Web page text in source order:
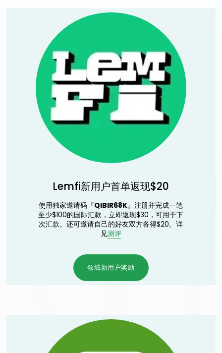
Lemfi新用户首单返现$20
使用独家邀请码『QIBIR68K』注册并完成一笔
至少$100的国际汇款，立即返现$30，可用于下
次汇款。还可邀请自己的好友双方各得$20。详
见测评
领域新用户奖励